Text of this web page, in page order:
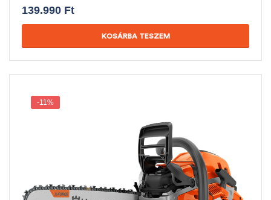
139.990 Ft
KOSÁRBA TESZEM
-11%